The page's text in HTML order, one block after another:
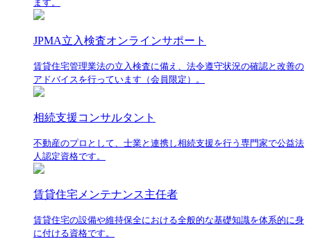
ます。
JPMA立入検査オンラインサポート
賃貸住宅管理業法の立入検査に備え、法令遵守状況の確認と改善の
アドバイスを行っています（会員限定）。
相続支援コンサルタント
不動産のプロとして、士業と連携し相続支援を行う専門家で公益法
人認定資格です。
賃貸住宅メンテナンス主任者
賃貸住宅の設備や維持保全における全般的な基礎知識を体系的に身
に付ける資格です。